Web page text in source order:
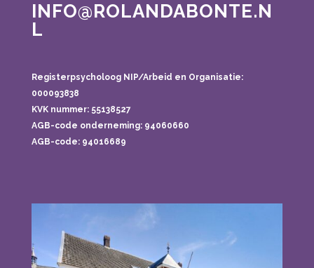
INFO@ROLANDABONTE.N
L
Registerpsycholoog NIP/Arbeid en Organisatie:
000093838
KVK nummer: 55138527
AGB-code onderneming: 94060660
AGB-code: 94016689